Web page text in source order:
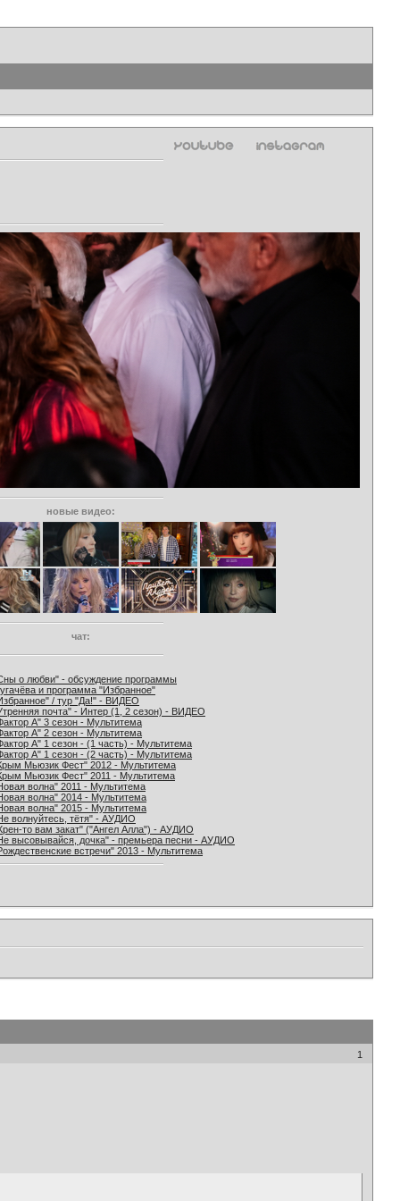
новые видео:
чат:
о любви" - обсуждение программы
и программа "Избранное"
/ тур "Да!" - ВИДЕО
почта" - Интер (1, 2 сезон) - ВИДЕО
А" 3 сезон - Мультитема
А" 2 сезон - Мультитема
А" 1 сезон - (1 часть) - Мультитема
А" 1 сезон - (2 часть) - Мультитема
Мьюзик Фест" 2012 - Мультитема
Мьюзик Фест" 2011 - Мультитема
волна" 2011 - Мультитема
волна" 2014 - Мультитема
волна" 2015 - Мультитема
волнуйтесь, тётя" - АУДИО
то вам закат" ("Ангел Алла") - АУДИО
высовывайся, дочка" - премьера песни - АУДИО
встречи" 2013 - Мультитема
1